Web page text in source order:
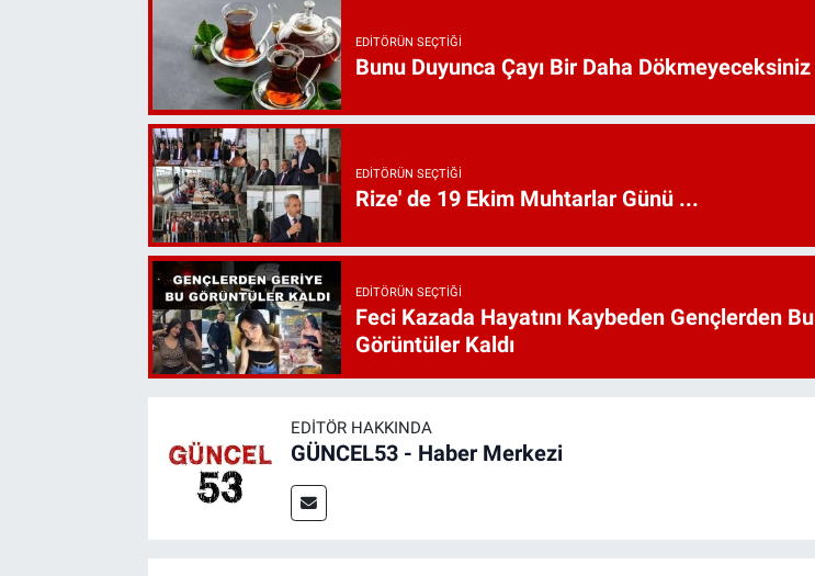
EDITÖRÜN SEÇTIĞI
Bunu Duyunca Çayı Bir Daha Dökmeyeceksiniz
EDITÖRÜN SEÇTIĞI
Rize' de 19 Ekim Muhtarlar Günü ...
EDITÖRÜN SEÇTIĞI
Feci Kazada Hayatını Kaybeden Gençlerden Bu
Görüntüler Kaldı
EDITÖR HAKKINDA
GÜNCEL53 - Haber Merkezi